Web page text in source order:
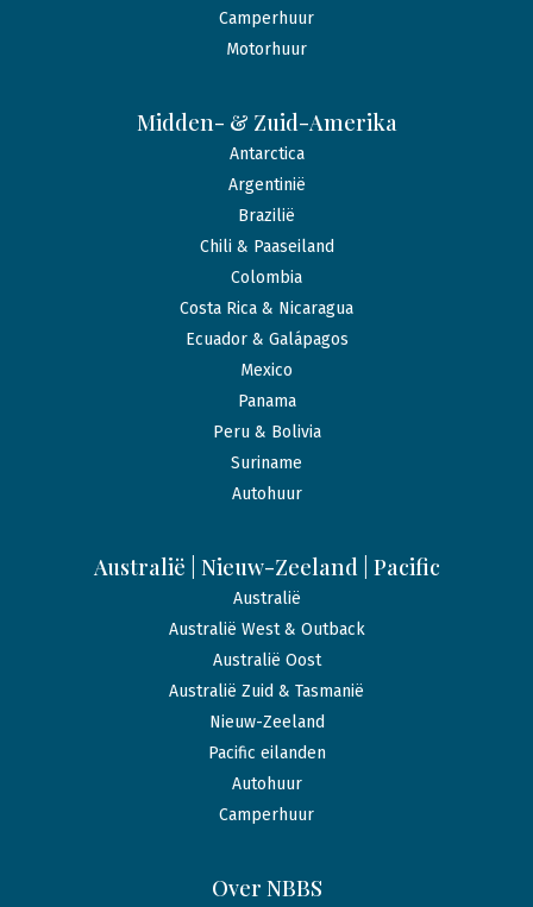
Camperhuur
Motorhuur
Midden- & Zuid-Amerika
Antarctica
Argentinië
Brazilië
Chili & Paaseiland
Colombia
Costa Rica & Nicaragua
Ecuador & Galápagos
Mexico
Panama
Peru & Bolivia
Suriname
Autohuur
Australië | Nieuw-Zeeland | Pacific
Australië
Australië West & Outback
Australië Oost
Australië Zuid & Tasmanië
Nieuw-Zeeland
Pacific eilanden
Autohuur
Camperhuur
Over NBBS